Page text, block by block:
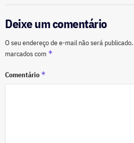
Deixe um comentário
O seu endereço de e-mail não será publicado.
marcados com *
Comentário *